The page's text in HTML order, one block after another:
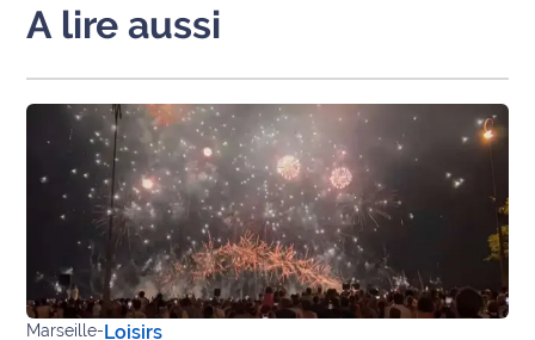
Contenus
L'invité(e)
de la
rédaction
Coup de
coeur
Maritima
Fil
A lire aussi
Marseille-Loisirs